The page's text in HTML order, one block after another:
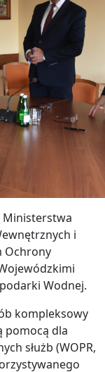
Ministerstwa
i
Ochrony
Wodnej.
kompleksowy
pomocą dla
służb (WOPR,